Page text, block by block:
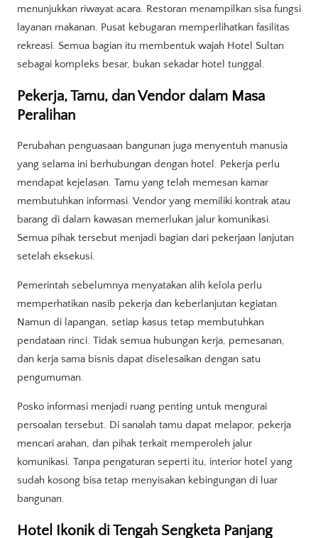
menunjukkan riwayat acara. Restoran menampilkan sisa fungsi
layanan makanan. Pusat kebugaran memperlihatkan fasilitas
rekreasi. Semua bagian itu membentuk wajah Hotel Sultan
sebagai kompleks besar, bukan sekadar hotel tunggal.
Pekerja, Tamu, dan Vendor dalam Masa
Peralihan
Perubahan penguasaan bangunan juga menyentuh manusia
yang selama ini berhubungan dengan hotel. Pekerja perlu
mendapat kejelasan. Tamu yang telah memesan kamar
membutuhkan informasi. Vendor yang memiliki kontrak atau
barang di dalam kawasan memerlukan jalur komunikasi.
Semua pihak tersebut menjadi bagian dari pekerjaan lanjutan
setelah eksekusi.
Pemerintah sebelumnya menyatakan alih kelola perlu
memperhatikan nasib pekerja dan keberlanjutan kegiatan.
Namun di lapangan, setiap kasus tetap membutuhkan
pendataan rinci. Tidak semua hubungan kerja, pemesanan,
dan kerja sama bisnis dapat diselesaikan dengan satu
pengumuman.
Posko informasi menjadi ruang penting untuk mengurai
persoalan tersebut. Di sanalah tamu dapat melapor, pekerja
mencari arahan, dan pihak terkait memperoleh jalur
komunikasi. Tanpa pengaturan seperti itu, interior hotel yang
sudah kosong bisa tetap menyisakan kebingungan di luar
bangunan.
Hotel Ikonik di Tengah Sengketa Panjang